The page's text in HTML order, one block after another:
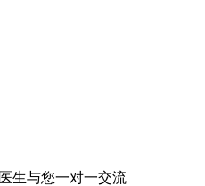
生与您一对一交流